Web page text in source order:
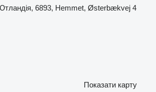
6893, Hemmet, Østerbækvej 4
Показати карту